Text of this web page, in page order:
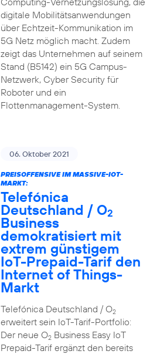
digitale Mobilitätsanwendungen
über Echtzeit-Kommunikation im
5G Netz möglich macht. Zudem
zeigt das Unternehmen auf seinem
Stand (B5142) ein 5G Campus-
Netzwerk, Cyber Security für
Roboter und ein
Flottenmanagement-System.
06. Oktober 2021
PREISOFFENSIVE IM MASSIVE-IOT-
MARKT:
Telefónica
Deutschland / O2
Business
demokratisiert mit
extrem günstigem
IoT-Prepaid-Tarif den
Internet of Things-
Markt
Telefónica Deutschland / O2
erweitert sein IoT-Tarif-Portfolio:
Der neue O2Business Easy IoT
Prepaid-Tarif ergänzt den bereits